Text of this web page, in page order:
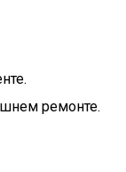
ремонте.